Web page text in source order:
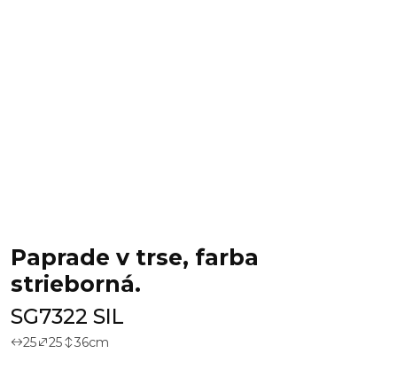
Paprade v trse, farba
strieborná.
SG7322 SIL
25 25 36cm